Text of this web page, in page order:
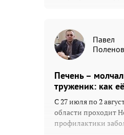
Павел
Поленов
Печень –
труженик: как
С 27 июля по 2
области проходит
профилактики